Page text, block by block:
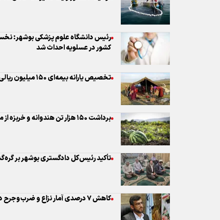
رئیس دانشگاه علوم پزشکی بوشهر:
کشور در عسلویه احداث شد
تخصیص یارانه بیمه‌ای ۱۵۰ میلیون ریالی برای روستاییان و عشایر بوشهر
برداشت ۱۵۰ هزار تن هندوانه و خربزه از مزارع بوشهر
تأکید رئیس‌کل دادگستری بوشهر بر
کاهش ۷ درصدی آمار نزاع و ضرب‌وجرح در استان بوشهر